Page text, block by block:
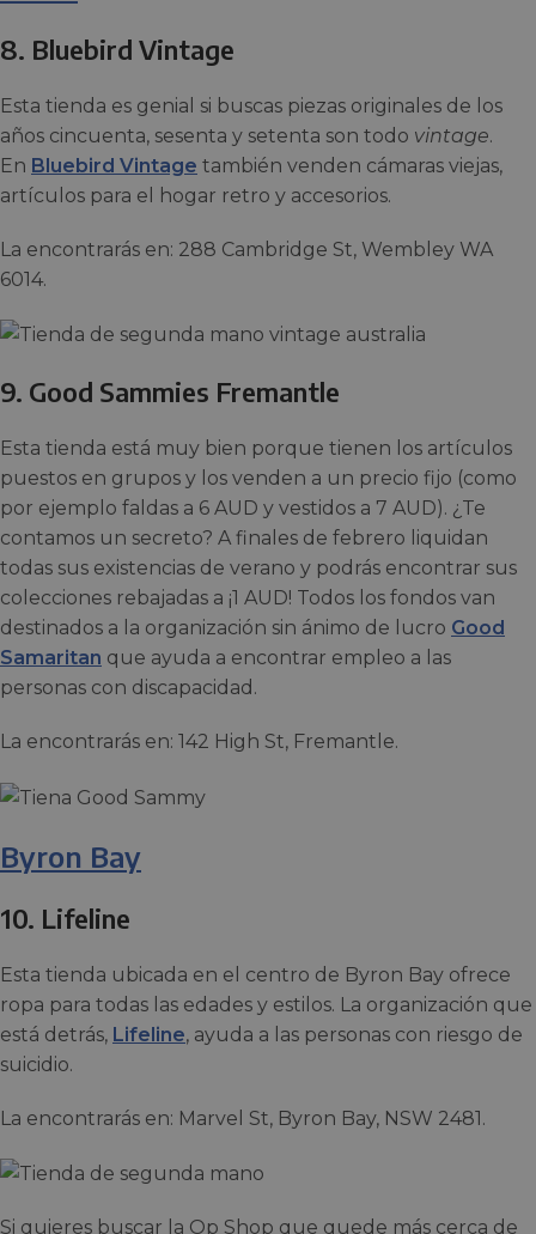
8. Bluebird Vintage
Esta tienda es genial si buscas piezas originales de los
años cincuenta, sesenta y setenta son todo vintage.
En Bluebird Vintage también venden cámaras viejas,
artículos para el hogar retro y accesorios.
La encontrarás en: 288 Cambridge St, Wembley WA
6014.
9. Good Sammies Fremantle
Esta tienda está muy bien porque tienen los artículos
puestos en grupos y los venden a un precio fijo (como
por ejemplo faldas a 6 AUD y vestidos a 7 AUD). ¿Te
contamos un secreto? A finales de febrero liquidan
todas sus existencias de verano y podrás encontrar sus
colecciones rebajadas a ¡1 AUD! Todos los fondos van
destinados a la organización sin ánimo de lucro Good
Samaritan que ayuda a encontrar empleo a las
personas con discapacidad.
La encontrarás en: 142 High St, Fremantle.
Byron Bay
10. Lifeline
Esta tienda ubicada en el centro de Byron Bay ofrece
ropa para todas las edades y estilos. La organización que
está detrás, Lifeline, ayuda a las personas con riesgo de
suicidio.
La encontrarás en: Marvel St, Byron Bay, NSW 2481.
Si quieres buscar la Op Shop que quede más cerca de